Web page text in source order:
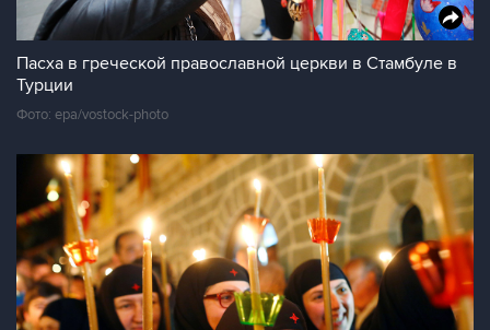
Пасха в греческой православной церкви в Стамбуле в
Турции
Фото: epa/vostock-photo